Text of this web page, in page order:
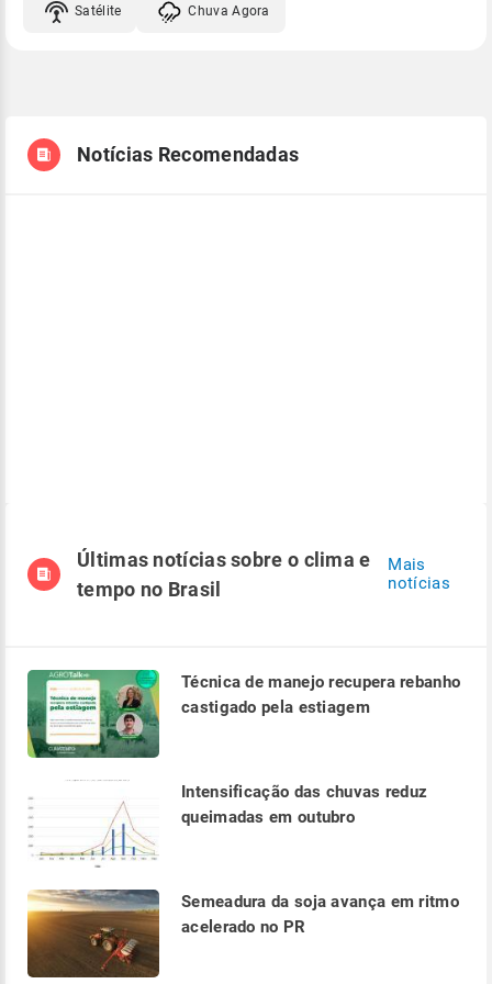
Satélite Chuva Agora
Notícias Recomendadas
Últimas notícias sobre o clima e
tempo no Brasil
Mais
notícias
Técnica de manejo recupera rebanho
castigado pela estiagem
Intensificação das chuvas reduz
queimadas em outubro
Semeadura da soja avança em ritmo
acelerado no PR